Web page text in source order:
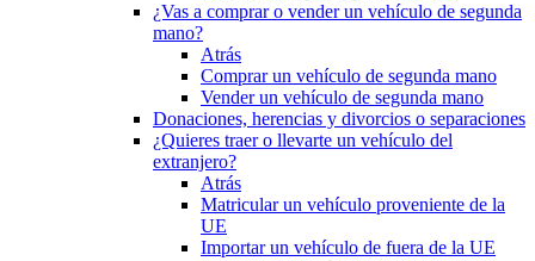
¿Vas a comprar o vender un vehículo de segunda
mano?
Atrás
Comprar un vehículo de segunda mano
Vender un vehículo de segunda mano
Donaciones, herencias y divorcios o separaciones
¿Quieres traer o llevarte un vehículo del
extranjero?
Atrás
Matricular un vehículo proveniente de la
UE
Importar un vehículo de fuera de la UE